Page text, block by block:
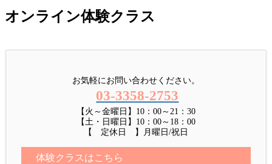
オンライン体験クラス
お気軽にお問い合わせください。
03-3358-2753
【火～金曜日】10：00～21：30
【土・日曜日】10：00～18：00
【 定休日 】月曜日/祝日
体験クラスはこちら